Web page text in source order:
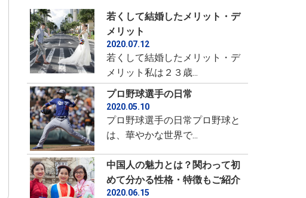
若くして結婚したメリット・デ
メリット
2020.07.12
若くして結婚したメリット・デ
メリット私は２３歳...
プロ野球選手の日常
2020.05.10
プロ野球選手の日常プロ野球と
は、華やかな世界で...
中国人の魅力とは？関わって初
めて分かる性格・特徴もご紹介
2020.06.15